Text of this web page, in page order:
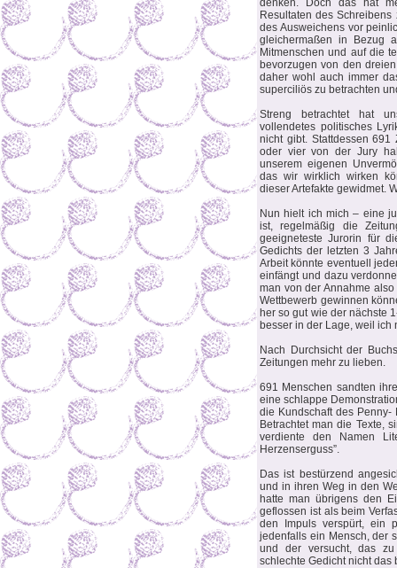
denken. Doch das hat
Resultaten des
des Ausweichens vor
gleichermaßen in Bezug
Mitmenschen und auf die
bevorzugen von den
daher wohl auch immer
superciliös zu betrachten
Streng betrachtet hat
vollendetes politisches
nicht gibt. Stattdessen
oder vier von der Jury
unserem eigenen
das wir wirklich wirken
dieser Artefakte gewidmet.
Nun hielt ich mich – eine
ist, regelmäßig die
geeigneteste Jurorin für
Gedichts der letzten 3
Arbeit könnte eventuell
einfängt und dazu
man von der Annahme
Wettbewerb gewinnen
her so gut wie der nächste
besser in der Lage, weil ich
Nach Durchsicht der
Zeitungen mehr zu lieben.
691 Menschen sandten
eine schlappe
die Kundschaft des
Betrachtet man die Texte,
verdiente den Namen
Herzenserguss”.
Das ist bestürzend
und in ihren Weg in den
hatte man übrigens den
geflossen ist als beim
den Impuls verspürt, ein
jedenfalls ein Mensch, der
und der versucht, das
schlechte Gedicht nicht das